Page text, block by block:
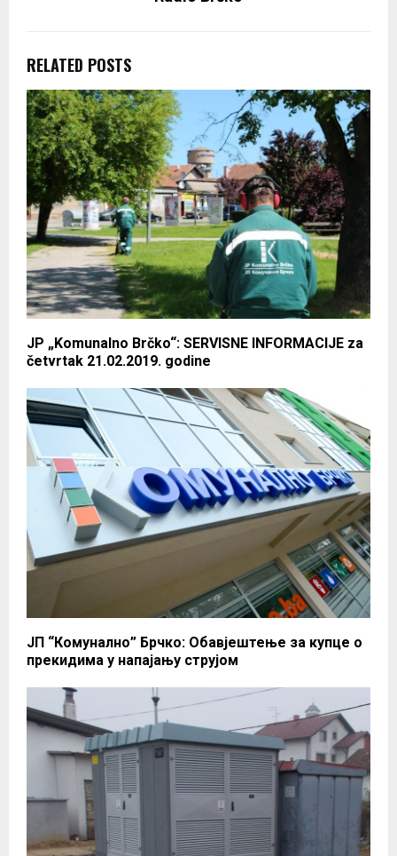
RELATED POSTS
JP „Komunalno Brčko“: SERVISNE INFORMACIJE za
četvrtak 21.02.2019. godine
ЈП “Комунално” Брчко: Обавјештење за купце о
прекидима у напајању струјом